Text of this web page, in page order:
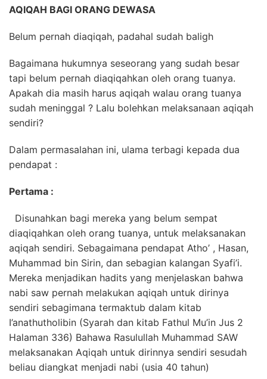
AQIQAH BAGI ORANG DEWASA
Belum pernah diaqiqah, padahal sudah baligh
Bagaimana hukumnya seseorang yang sudah besar
tapi belum pernah diaqiqahkan oleh orang tuanya.
Apakah dia masih harus aqiqah walau orang tuanya
sudah meninggal ? Lalu bolehkan melaksanaan aqiqah
sendiri?
Dalam permasalahan ini, ulama terbagi kepada dua
pendapat :
Pertama :
Disunahkan bagi mereka yang belum sempat
diaqiqahkan oleh orang tuanya, untuk melaksanakan
aqiqah sendiri. Sebagaimana pendapat Atho’ , Hasan,
Muhammad bin Sirin, dan sebagian kalangan Syafi’i.
Mereka menjadikan hadits yang menjelaskan bahwa
nabi saw pernah melakukan aqiqah untuk dirinya
sendiri sebagimana termaktub dalam kitab
I’anathutholibin (Syarah dan kitab Fathul Mu’in Jus 2
Halaman 336) Bahawa Rasulullah Muhammad SAW
melaksanakan Aqiqah untuk dirinnya sendiri sesudah
beliau diangkat menjadi nabi (usia 40 tahun)